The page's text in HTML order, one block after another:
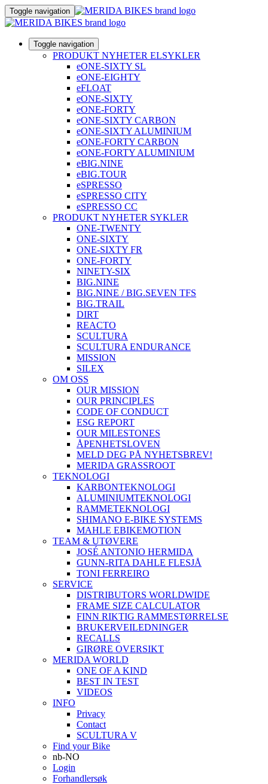
Toggle navigation
Toggle navigation
PRODUKT NYHETER ELSYKLER
eONE-SIXTY SL
eONE-EIGHTY
eFLOAT
eONE-SIXTY
eONE-FORTY
eONE-SIXTY CARBON
eONE-SIXTY ALUMINIUM
eONE-FORTY CARBON
eONE-FORTY ALUMINIUM
eBIG.NINE
eBIG.TOUR
eSPRESSO
eSPRESSO CITY
eSPRESSO CC
PRODUKT NYHETER SYKLER
ONE-TWENTY
ONE-SIXTY
ONE-SIXTY FR
ONE-FORTY
NINETY-SIX
BIG.NINE
BIG.NINE / BIG.SEVEN TFS
BIG.TRAIL
DIRT
REACTO
SCULTURA
SCULTURA ENDURANCE
MISSION
SILEX
OM OSS
OUR MISSION
OUR PRINCIPLES
CODE OF CONDUCT
ESG REPORT
OUR MILESTONES
ÅPENHETSLOVEN
MELD DEG PÅ NYHETSBREV!
MERIDA GRASSROOT
TEKNOLOGI
KARBONTEKNOLOGI
ALUMINIUMTEKNOLOGI
RAMMETEKNOLOGI
SHIMANO E-BIKE SYSTEMS
MAHLE EBIKEMOTION
TEAM & UTØVERE
JOSÉ ANTONIO HERMIDA
GUNN-RITA DAHLE FLESJÅ
TONI FERREIRO
SERVICE
DISTRIBUTORS WORLDWIDE
FRAME SIZE CALCULATOR
FINN RIKTIG RAMMESTØRRELSE
BRUKERVEILEDNINGER
RECALLS
GIRØRE OVERSIKT
MERIDA WORLD
ONE OF A KIND
BEST IN TEST
VIDEOS
INFO
Privacy
Contact
SCULTURA V
Find your Bike
nb-NO
Login
Forhandlersøk